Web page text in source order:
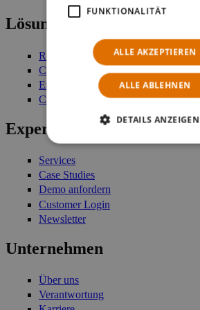
Lösungen
Retail Management
Customer Engagement
Enterprise Stock Management
Commerce Platform
Expertise
Services
Case Studies
Demo anfordern
Customer Login
Newsletter
Unternehmen
Über uns
Verantwortung
FUNKTIONALITÄT
ALLE AKZEPTIEREN
ALLE ABLEHNEN
DETAILS ANZEIGEN